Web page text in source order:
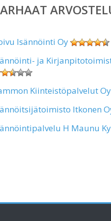
Isännöinti Oy
ja
Kiinteistöpalvelut Oy
Itkonen
H Maunu Ky